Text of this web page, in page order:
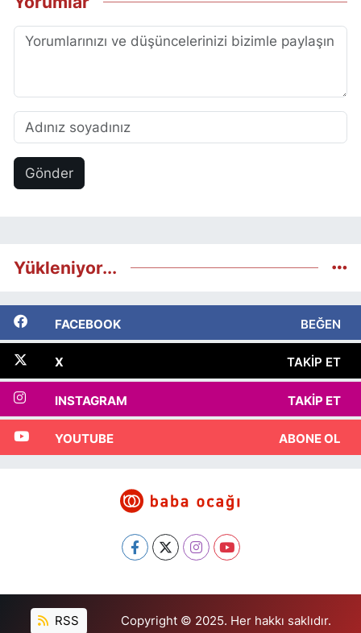
Gönder
Yükleniyor...
FACEBOOK BEĞEN
X TAKIP ET
INSTAGRAM TAKIP ET
YOUTUBE ABONE OL
RSS Copyright © 2025. Her hakkı saklıdır.